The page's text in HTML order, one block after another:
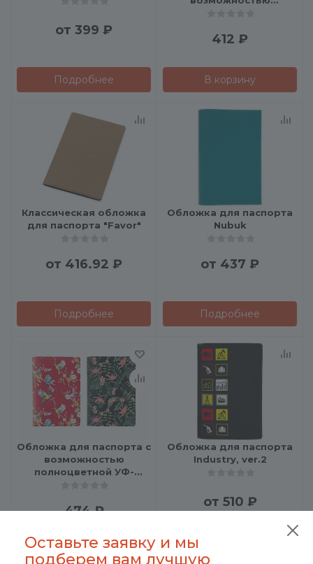
от 399 ₽
Подробнее
412 ₽
В корзину
Классическая обложка
для паспорта "Favor"
от 416.92 ₽
Подробнее
Обложка для паспорта
Nubuk
от 437 ₽
Подробнее
Обложка для паспорта с
возможностью
полноцветной УФ-
474₽
В корзину
Обложка для паспорта
Industry, ver.2
от 510 ₽
Оставьте заявку и мы
подберем вам лучшую